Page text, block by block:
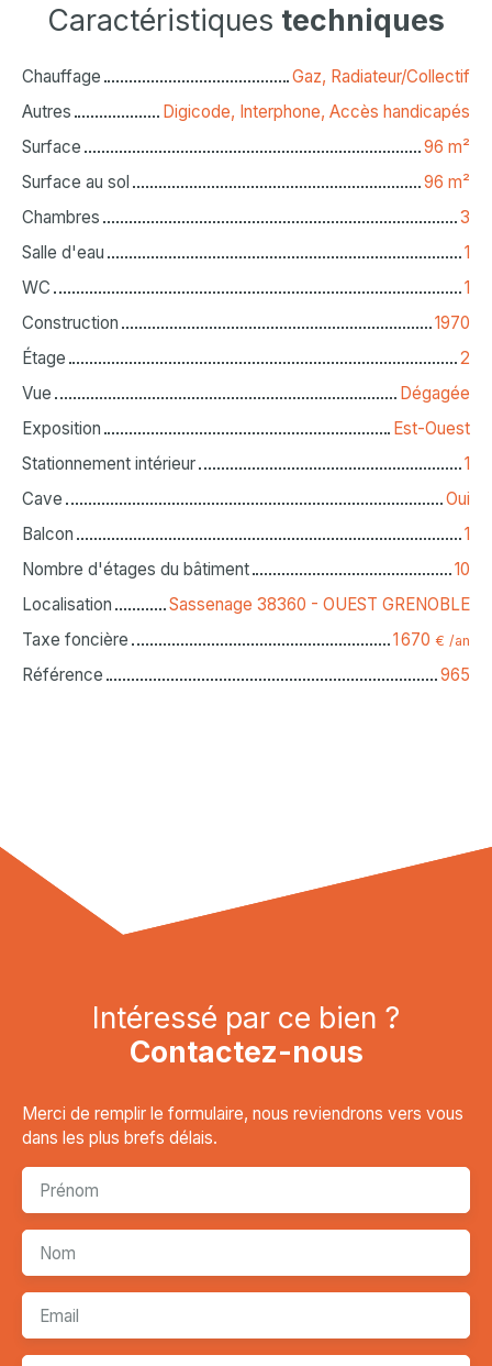
Caractéristiques techniques
Chauffage
Gaz, Radiateur/Collectif
Autres
Digicode, Interphone, Accès handicapés
Surface
96 m²
Surface au sol
96 m²
Chambres
3
Salle d'eau
1
WC
1
Construction
1970
Étage
2
Vue
Dégagée
Exposition
Est-Ouest
Stationnement intérieur
1
Cave
Oui
Balcon
1
Nombre d'étages du bâtiment
10
Localisation
Sassenage 38360 - OUEST GRENOBLE
Taxe foncière
1 670 € /an
Référence 965
Intéressé par ce bien ?
Contactez-nous
Merci de remplir le formulaire, nous reviendrons vers vous
dans les plus brefs délais.
Prénom
Nom
Email